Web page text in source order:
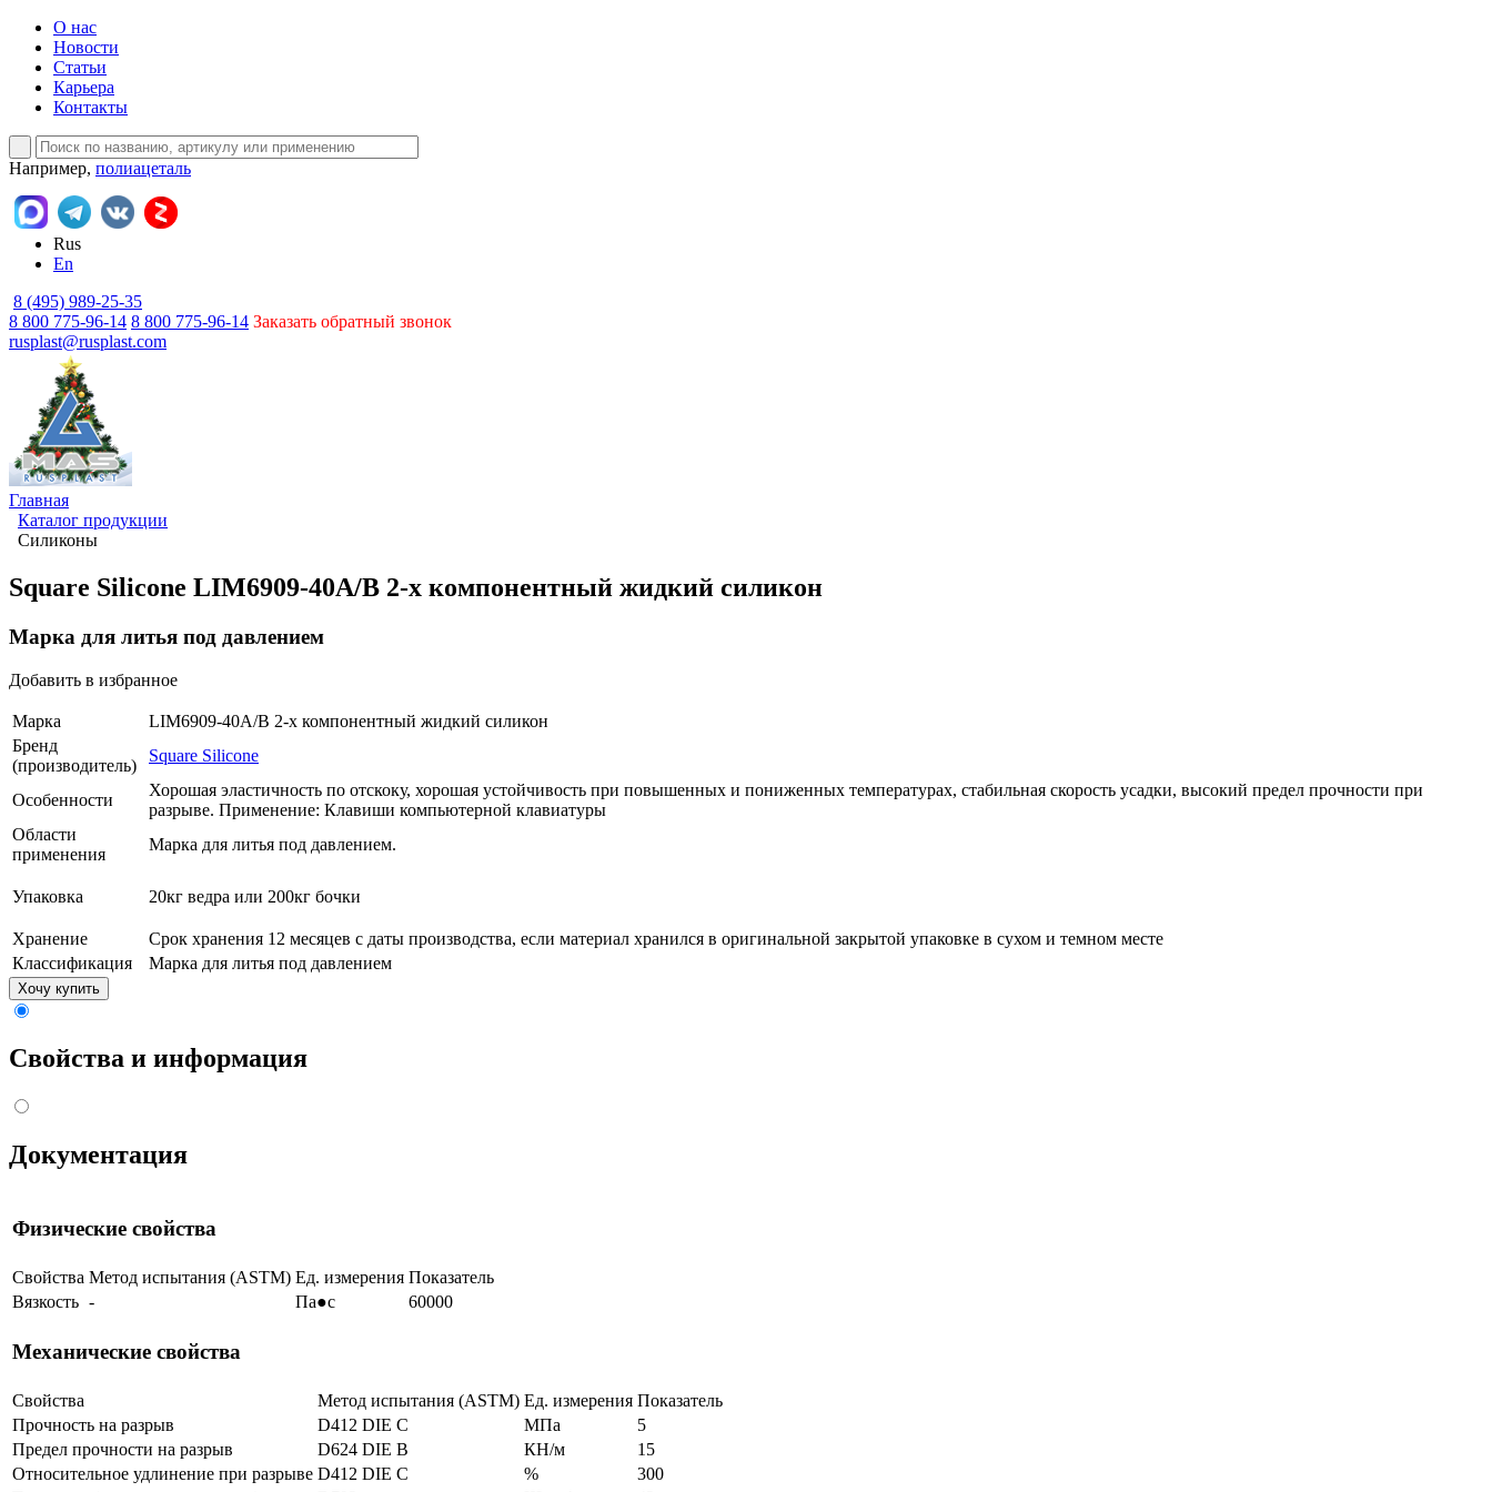
О нас
Новости
Статьи
Карьера
Контакты
Например, полиацеталь
Rus
En
8 (495) 989-25-35
8 800 775-96-14 8 800 775-96-14 Заказать обратный звонок
rusplast@rusplast.com
Главная
Каталог продукции
Силиконы
Square Silicone LIM6909-40A/B 2-х компонентный жидкий силикон
Марка для литья под давлением
Добавить в избранное
Марка
LIM6909-40A/B 2-х компонентный жидкий силикон
Бренд
(производитель)
Square Silicone
Особенности
Хорошая эластичность по отскоку, хорошая устойчивость при повышенных и пониженных температурах, стабильная скорость усадки, высокий предел прочности при
разрыве. Применение: Клавиши компьютерной клавиатуры
Области
применения
Марка для литья под давлением.
Упаковка 20кг ведра или 200кг бочки
Хранение
Срок хранения 12 месяцев с даты производства, если материал хранился в оригинальной закрытой упаковке в сухом и темном месте
Классификация
Марка для литья под давлением
Хочу купить
Свойства и информация
Документация
Физические свойства
Свойства Метод испытания (ASTM) Ед. измерения Показатель
Вязкость - Па●с 60000
Механические свойства
Свойства Метод испытания (ASTM) Ед. измерения Показатель
Прочность на разрыв
D412 DIE C МПа
5
Предел прочности на разрыв
D624 DIE B КН/м
15
Относительное удлинение при разрыве D412 DIE C %
300